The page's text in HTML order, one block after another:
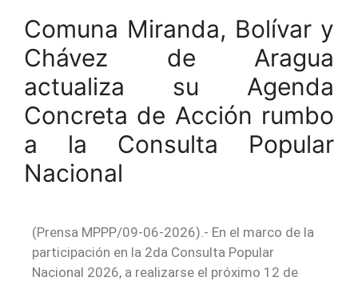
Comuna Miranda, Bolívar y
Chávez de Aragua
actualiza su Agenda
Concreta de Acción rumbo
a la Consulta Popular
Nacional
(Prensa MPPP/09-06-2026).- En el marco de la
participación en la 2da Consulta Popular
Nacional 2026, a realizarse el próximo 12 de